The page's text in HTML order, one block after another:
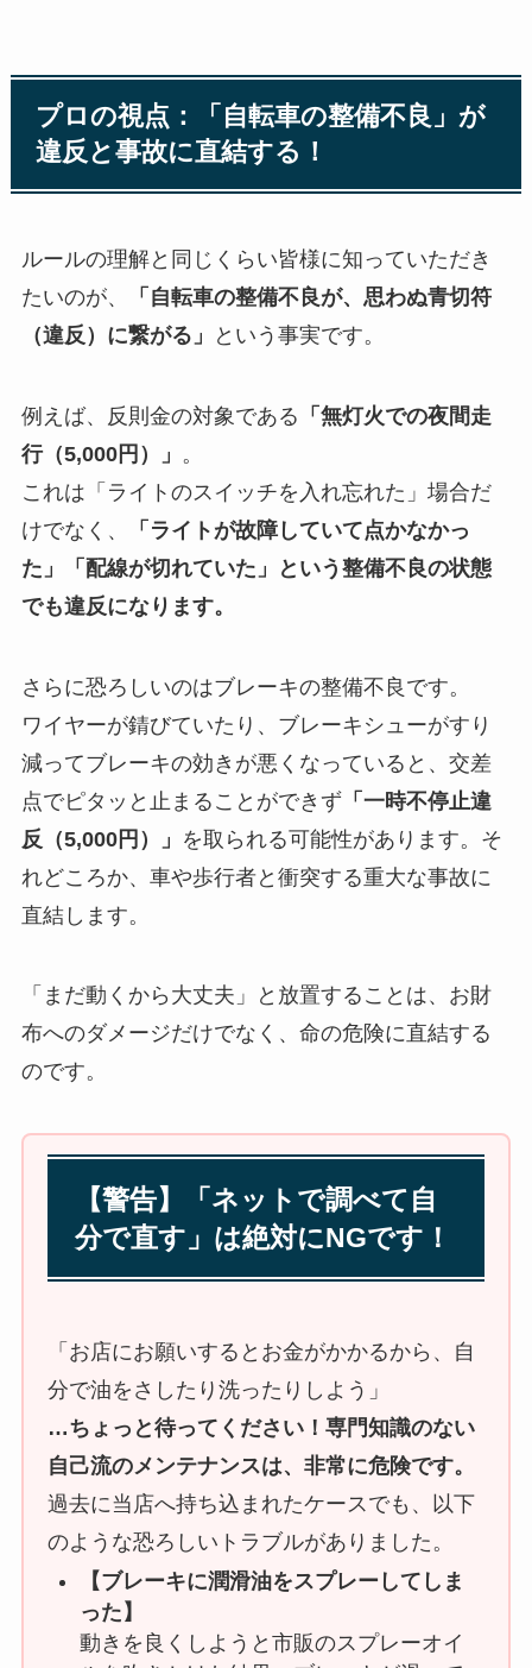
プロの視点：「自転車の整備不良」が
違反と事故に直結する！
ルールの理解と同じくらい皆様に知っていただき
たいのが、
「自転車の整備不良が、思わぬ青切符
（違反）に繋がる」
という事実です。
例えば、反則金の対象である 「無灯火での夜間走
行（5,000円）」 。
これは「ライトのスイッチを入れ忘れた」場合だ
けでなく、
「ライトが故障していて点かなかっ
た」「配線が切れていた」という整備不良の状態
でも違反になります。
さらに恐ろしいのはブレーキの整備不良です。
ワイヤーが錆びていたり、ブレーキシューがすり
減ってブレーキの効きが悪くなっていると、交差
点でピタッと止まることができず「一時不停止違
反（5,000円）」 を取られる可能性があります。そ
れどころか、車や歩行者と衝突する重大な事故に
直結します。
「まだ動くから大丈夫」と放置することは、お財
布へのダメージだけでなく、命の危険に直結する
のです。
【警告】「ネットで調べて自
分で直す」は絶対にNGです！
「お店にお願いするとお金がかかるから、自
分で油をさしたり洗ったりしよう」
…ちょっと待ってください！専門知識のない
自己流のメンテナンスは、非常に危険です。
過去に当店へ持ち込まれたケースでも、以下
のような恐ろしいトラブルがありました。
【ブレーキに潤滑油をスプレーしてしま
った】
動きを良くしようと市販のスプレーオイ